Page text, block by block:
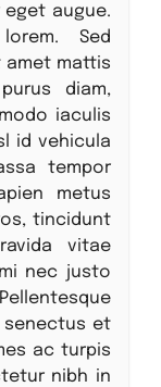
augue.
Sed
mattis
diam,
iaculis
id vehicula
tempor
metus
tincidunt
vitae
nec justo
et
ac turpis
nibh in